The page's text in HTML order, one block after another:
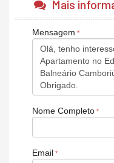
Beauty stetic
Piscina adulto e infantil
Playground
Brinquedoteca
Portaria 24 horas.
Características do Imóvel
Aquecimento de Água
Ar Condicionado
Piso Porcelanato
Infra para Ar Split
Área de Serviço
Mais
Mensagem
Nome Completo
Email